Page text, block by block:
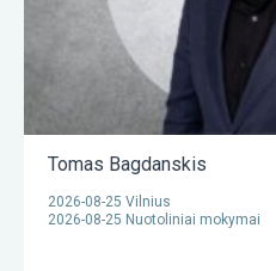
Tomas Bagdanskis
2026-08-25 Vilnius
2026-08-25 Nuotoliniai mokymai